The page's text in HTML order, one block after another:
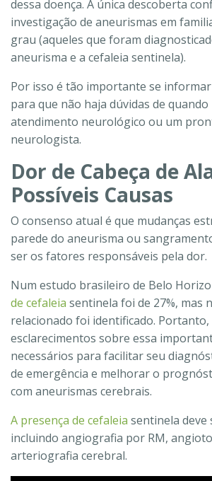
dessa doença. A única descoberta
investigação de aneurismas em
grau (aqueles que foram
aneurisma e a cefaleia sentinela).
Por isso é tão importante se
para que não haja dúvidas de
atendimento neurológico ou um
neurologista.
Dor de Cabeça de
Possíveis Causas
O consenso atual é que mudanças
parede do aneurisma ou
ser os fatores responsáveis pela dor.
Num estudo brasileiro de Belo
de cefaleia sentinela foi de 27%, mas
relacionado foi identificado.
esclarecimentos sobre essa
necessários para facilitar seu
de emergência e melhorar o
com aneurismas cerebrais.
A presença de cefaleia sentinela deve
incluindo angiografia por RM,
arteriografia cerebral.